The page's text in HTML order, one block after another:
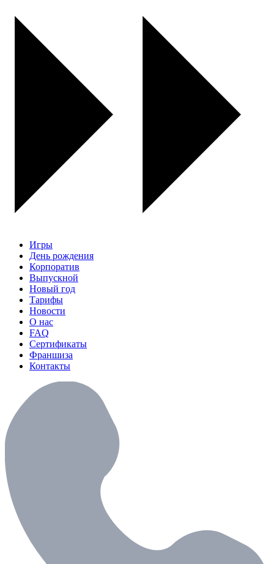
Игры
День рождения
Корпоратив
Выпускной
Новый год
Тарифы
Новости
О нас
FAQ
Сертификаты
Франшиза
Контакты